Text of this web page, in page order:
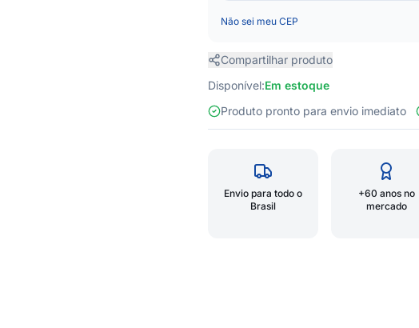
Não sei meu CEP
Compartilhar produto
Disponível:Em estoque
Produto pronto para envio imediato
Envio para todo o
Brasil
+60 anos no
mercado